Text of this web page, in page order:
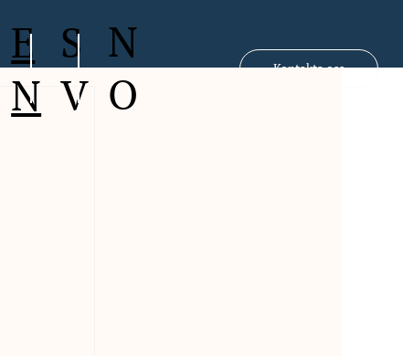
Kontakta oss
E
N
S
V
N
O